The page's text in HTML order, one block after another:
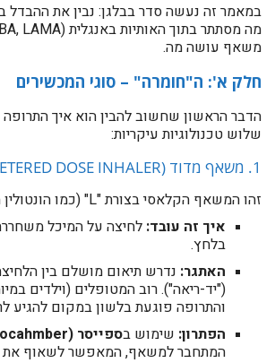
במאמר זה נעשה סדר בבלגן: נבין את ההבדל
משאף עושה מה.
חלק א': ה"חומרה" – סוגי המכשירים
הדבר הראשון שחשוב להבין הוא איך התרופה
שלוש טכנולוגיות עיקריות:
1. משאף מדוד (MDI – METERED DOSE INHALER)
זהו המשאף הקלאסי בצורת "L" (כמו הונטולין המוכר).
איך זה עובד: לחיצה על המיכל
בלחץ.
האתגר: נדרש תיאום מושלם בין
("יד-ריאה"). רוב המטופלים (וילדים
והתרופה פוגעת בלשון במקום להגיע
הפתרון: שימוש בספייסר (Aerocahmber)
המתחבר למשאף, המאפשר לשאוף את